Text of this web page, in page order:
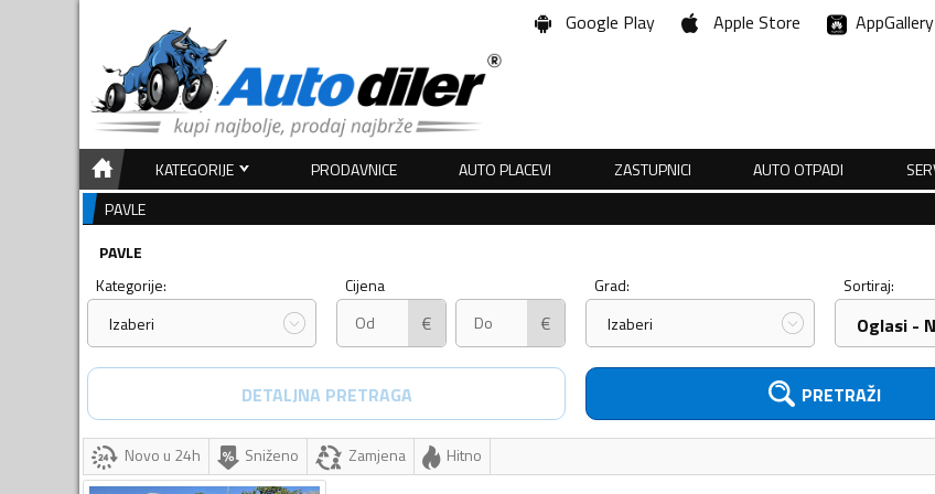
Google Play Apple Store AppGallery
KATEGORIJE PRODAVNICE AUTO PLACEVI ZASTUPNICI AUTO OTPADI
PAVLE
PAVLE
Kategorije:
Izaberi
Cijena
€ €
Grad:
Izaberi
Sortiraj:
Oglasi -
DETALJNA PRETRAGA PRETRAŽI
Novo u 24h Sniženo Zamjena Hitno